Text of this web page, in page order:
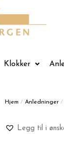
Klokker
Hjem / Anledninger /
Legg til i